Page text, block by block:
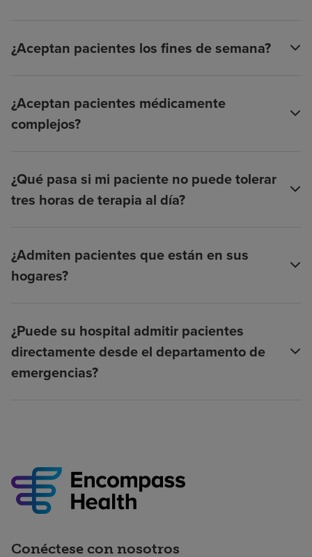
¿Aceptan pacientes los fines de semana?
¿Aceptan pacientes médicamente
complejos?
¿Qué pasa si mi paciente no puede tolerar
tres horas de terapia al día?
¿Admiten pacientes que están en sus
hogares?
¿Puede su hospital admitir pacientes
directamente desde el departamento de
emergencias?
Conéctese con nosotros